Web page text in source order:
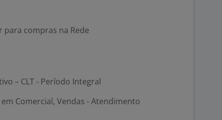
compras na Rede
– CLT - Período Integral
Comercial, Vendas - Atendimento